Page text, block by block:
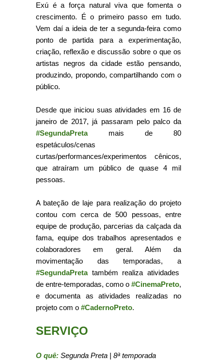
Exú é a força natural viva que fomenta o
crescimento. É o primeiro passo em tudo.
Vem daí a ideia de ter a segunda-feira como
ponto de partida para a experimentação,
criação, reflexão e discussão sobre o que os
artistas negros da cidade estão pensando,
produzindo, propondo, compartilhando com o
público.
Desde que iniciou suas atividades em 16 de
janeiro de 2017, já passaram pelo palco da
#SegundaPretamais de 80
espetáculos/cenas
curtas/performances/experimentos cênicos,
que atraíram um público de quase 4 mil
pessoas.
A bateção de laje para realização do projeto
contou com cerca de 500 pessoas, entre
equipe de produção, parcerias da calçada da
fama, equipe dos trabalhos apresentados e
colaboradores em geral. Além da
movimentação das temporadas, a
#SegundaPretatambém realiza atividades
de entre-temporadas, como o #CinemaPreto,
e documenta as atividades realizadas no
projeto com o #CadernoPreto.
SERVIÇO
O quê: Segunda Preta | 8ª temporada